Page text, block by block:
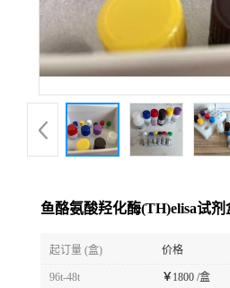
鱼酪氨酸羟化酶(TH)elisa试剂
起订量 (盒) 价格
96t-48t ￥ 1800 /盒